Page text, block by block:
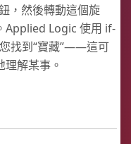
，然後轉動這個旋
Applied Logic 使用 if-
找到“寶藏”——這可
解某事。